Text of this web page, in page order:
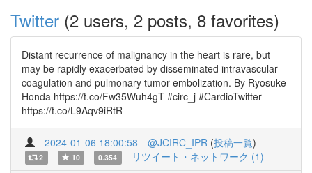
Twitter (2 users, 2 posts, 8 favorites)
Distant recurrence of malignancy in the heart is rare, but
may be rapidly exacerbated by disseminated intravascular
coagulation and pulmonary tumor embolization. By Ryosuke
Honda https://t.co/Fw35Wuh4gT #circ_j #CardioTwitter
https://t.co/L9Aqv9iRtR
2024-01-06 18:00:58 @JCIRC_IPR (投稿一覧)
2 10 0.354 リツイート・ネットワーク (1)